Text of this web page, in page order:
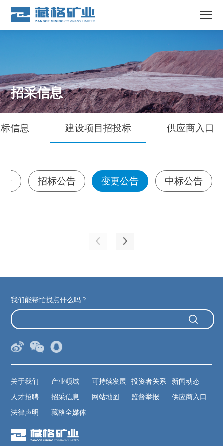
招采信息
信息 建设项目招投标 供应商入口
告 招标公告 变更公告 中标公告
我们能帮忙找点什么吗 ?
关于我们 产业领域 可持续发展 投资者关系
新闻动态
人才招聘
招采信息 网站地图 监督举报
供应商入口
法律声明
藏格全媒体